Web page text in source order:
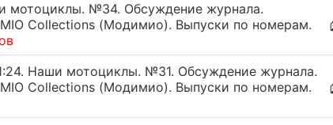
мотоциклы. №34. Обсуждение журнала.
Collections (Модимио). Выпуски по номерам.
Наши мотоциклы. №31. Обсуждение журнала.
Collections (Модимио). Выпуски по номерам.